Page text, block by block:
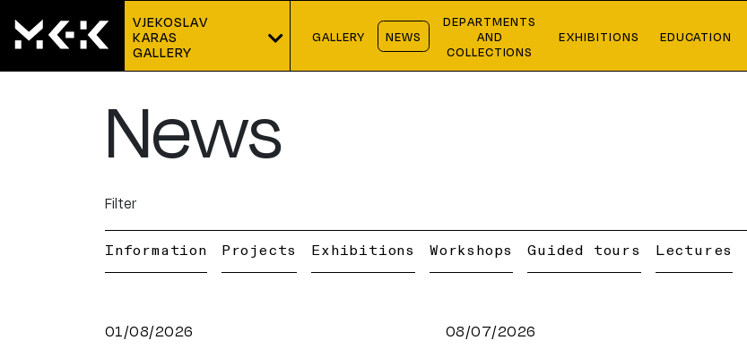
VJEKOSLAV
KARAS
GALLERY
GALLERY NEWS
DEPARTMENTS
AND
COLLECTIONS
EXHIBITIONS EDUCATION
News
Filter
Information Projects Exhibitions Workshops Guided tours Lectures
01/08/2026 08/07/2026